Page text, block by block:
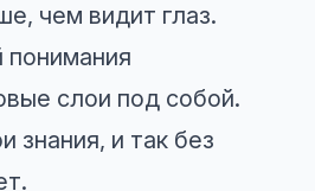
чем видит глаз.
слои под собой.
знания, и так без